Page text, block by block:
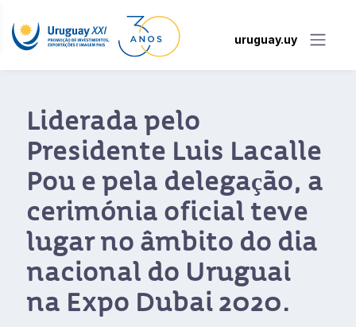
uruguay.uy
Liderada pelo
Presidente Luis Lacalle
Pou e pela delegação, a
cerimónia oficial teve
lugar no âmbito do dia
nacional do Uruguai
na Expo Dubai 2020.